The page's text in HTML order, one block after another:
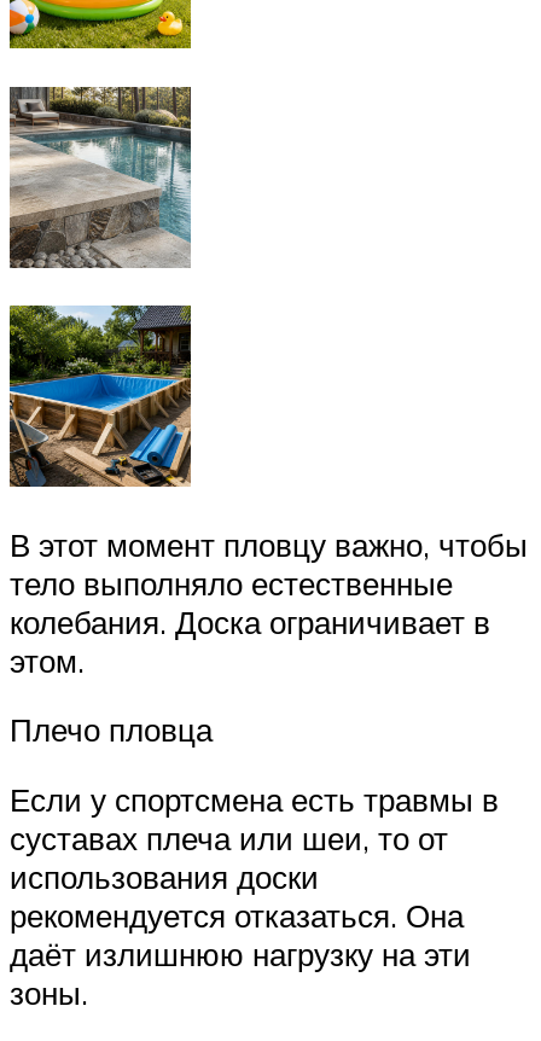
В этот момент пловцу важно, чтобы
тело выполняло естественные
колебания. Доска ограничивает в
этом.
Плечо пловца
Если у спортсмена есть травмы в
суставах плеча или шеи, то от
использования доски
рекомендуется отказаться. Она
даёт излишнюю нагрузку на эти
зоны.